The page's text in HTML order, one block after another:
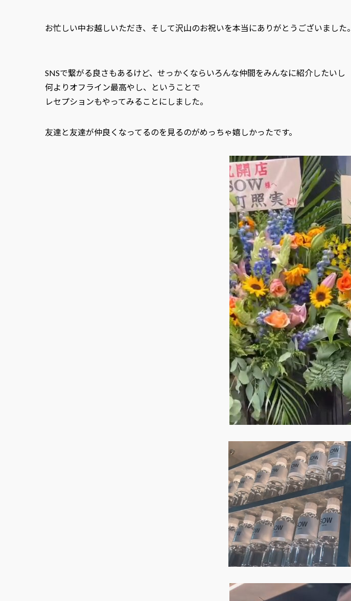
お忙しい中お越しいただき、そして沢山のお祝いを本当にありがとうございました。
SNSで繋がる良さもあるけど、せっかくならいろんな仲間をみんなに紹介したいし
何よりオフライン最高やし、ということで
レセプションもやってみることにしました。
友達と友達が仲良くなってるのを見るのがめっちゃ嬉しかったです。